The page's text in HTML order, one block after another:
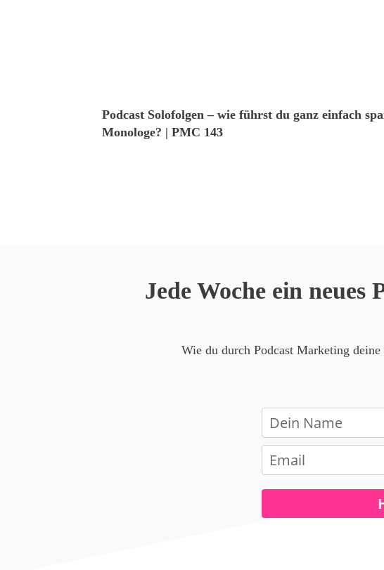
Podcast Solofolgen – wie führst du ganz einfach
Monologe? | PMC 143
Jede Woche ein
Wie du durch Podcast Marketing